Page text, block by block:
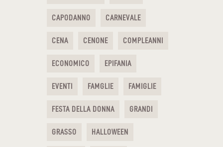
CAPODANNO CARNEVALE
CENA CENONE COMPLEANNI
ECONOMICO EPIFANIA
EVENTI FAMGLIE FAMIGLIE
FESTA DELLA DONNA GRANDI
GRASSO HALLOWEEN